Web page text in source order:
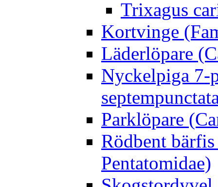
Trixagus
Kortvinge
Läderlöpare
Nyckelpiga 7-
Parklöpare
Rödbent
Pentatomidae)